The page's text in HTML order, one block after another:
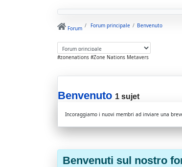
Forum Forum principale Benvenuto
#zonenations #Zone Nations Metavers
Benvenuto 1 sujet
Incoraggiamo i nuovi membri ad inviare una
Benvenuti sul nostro